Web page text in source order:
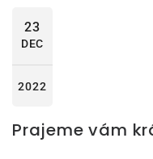
23
DEC
2022
Prajeme vám